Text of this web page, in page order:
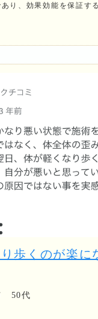
り、効果効能を保証す
歩くのが楽に
50代